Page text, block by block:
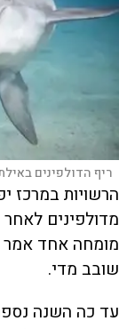
ריף הדולפינים
הרשויות במרכז
מדולפינים
מומחה אחד אמר
שובב מדי.